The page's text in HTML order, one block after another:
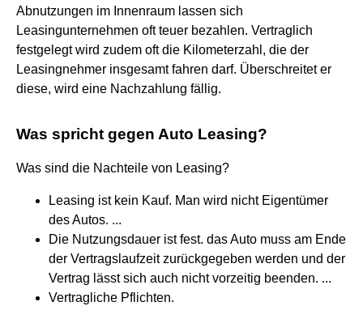
Abnutzungen im Innenraum lassen sich
Leasingunternehmen oft teuer bezahlen. Vertraglich
festgelegt wird zudem oft die Kilometerzahl, die der
Leasingnehmer insgesamt fahren darf. Überschreitet er
diese, wird eine Nachzahlung fällig.
Was spricht gegen Auto Leasing?
Was sind die Nachteile von Leasing?
Leasing ist kein Kauf. Man wird nicht Eigentümer
des Autos. ...
Die Nutzungsdauer ist fest. das Auto muss am Ende
der Vertragslaufzeit zurückgegeben werden und der
Vertrag lässt sich auch nicht vorzeitig beenden. ...
Vertragliche Pflichten.